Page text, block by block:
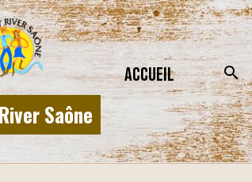
Saône
Accueil